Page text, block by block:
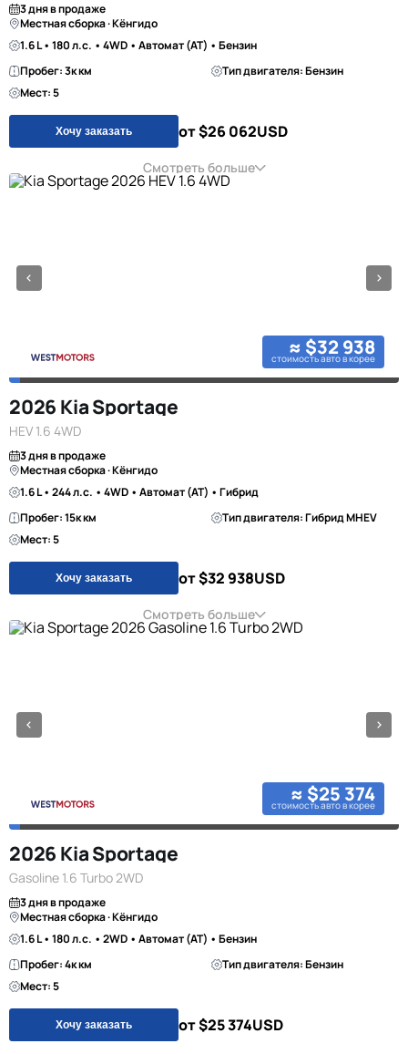
3 дня в продаже
Местная сборка · Кёнгидо
1.6 L • 180 л.с. • 4WD • Автомат (AT) • Бензин
Пробег: 3к км
Тип двигателя: Бензин
Мест: 5
Хочу заказать от $26 062USD
Смотреть больше
≈ $32 938
стоимость авто в корее
2026 Kia Sportage
HEV 1.6 4WD
3 дня в продаже
Местная сборка · Кёнгидо
1.6 L • 244 л.с. • 4WD • Автомат (AT) • Гибрид
Пробег: 15к км
Тип двигателя: Гибрид MHEV
Мест: 5
Хочу заказать от $32 938USD
Смотреть больше
≈ $25 374
стоимость авто в корее
2026 Kia Sportage
Gasoline 1.6 Turbo 2WD
3 дня в продаже
Местная сборка · Кёнгидо
1.6 L • 180 л.с. • 2WD • Автомат (AT) • Бензин
Пробег: 4к км
Тип двигателя: Бензин
Мест: 5
Хочу заказать от $25 374USD